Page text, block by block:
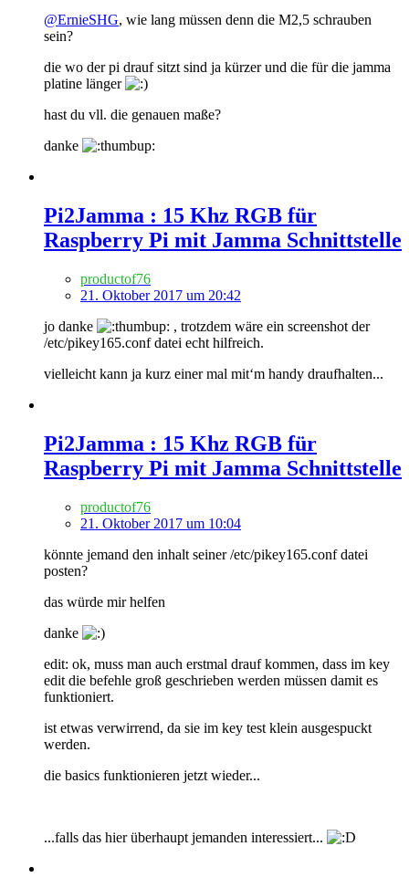
@ErnieSHG, wie lang müssen denn die M2,5 schrauben
sein?
die wo der pi drauf sitzt sind ja kürzer und die für die jamma
platine länger
hast du vll. die genauen maße?
danke
Pi2Jamma : 15 Khz RGB für
Raspberry Pi mit Jamma Schnittstelle
productof76
21. Oktober 2017 um 20:42
jo danke
, trotzdem wäre ein screenshot der
/etc/pikey165.conf datei echt hilfreich.
vielleicht kann ja kurz einer mal mit‘m handy draufhalten...
Pi2Jamma : 15 Khz RGB für
Raspberry Pi mit Jamma Schnittstelle
productof76
21. Oktober 2017 um 10:04
könnte jemand den inhalt seiner /etc/pikey165.conf datei
posten?
das würde mir helfen
danke
edit: ok, muss man auch erstmal drauf kommen, dass im key
edit die befehle groß geschrieben werden müssen damit es
funktioniert.
ist etwas verwirrend, da sie im key test klein ausgespuckt
werden.
die basics funktionieren jetzt wieder...
...falls das hier überhaupt jemanden interessiert...